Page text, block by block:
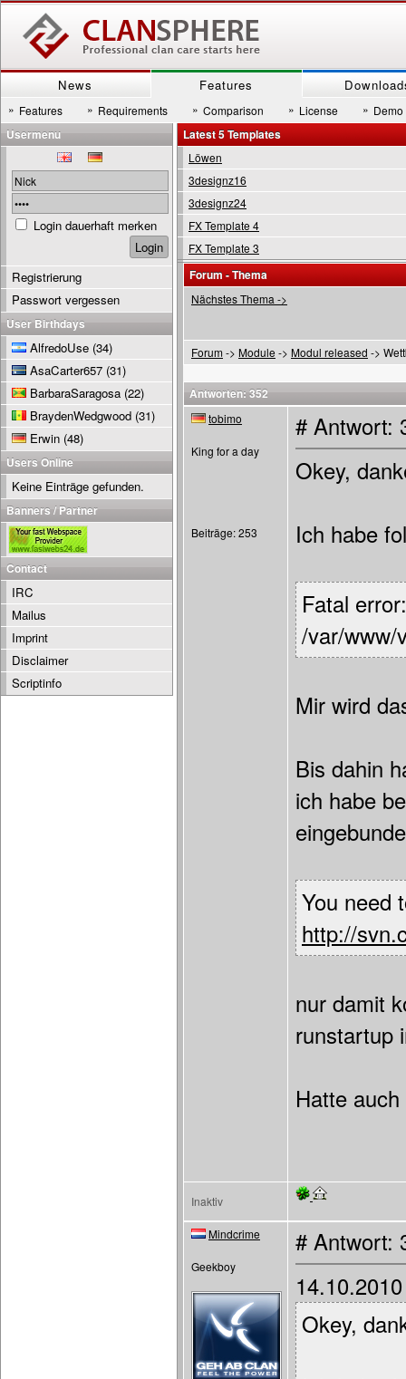
News Features
» Features » Requirements » Comparison » License » Demo
Latest 5 Templates
Löwen
3designz16
3designz24
FX Template 4
FX Template 3
Forum - Thema
Nächstes Thema ->
Forum-> Module -> Modul released ->
Antworten: 352
tobimo
King for a day
Beiträge: 253
# Antwort:
Okey,
Ich habe
Fatal
/var/www/
Mir wird
Bis dahin
ich habe
You need
http://
nur damit
runstartup
Hatte
Inaktiv
Mindcrime
Geekboy
# Antwort:
Okey,
Usermenu
Login dauerhaft merken
Registrierung
Passwort vergessen
User Birthdays
AlfredoUse (34)
AsaCarter657 (31)
BarbaraSaragosa (22)
BraydenWedgwood (31)
Erwin (48)
Users Online
Keine Einträge gefunden.
Banners / Partner
Contact
IRC
Mailus
Imprint
Disclaimer
Scriptinfo